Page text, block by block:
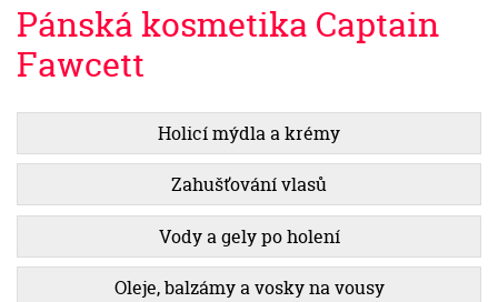
Pánská kosmetika Captain
Fawcett
Holicí mýdla a krémy
Zahušťování vlasů
Vody a gely po holení
Oleje, balzámy a vosky na vousy